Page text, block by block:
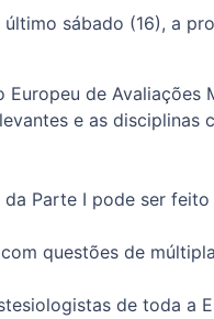
sábado (16), a
Europeu de Avaliações
e as disciplinas
Parte I pode ser feito
questões de
de toda a